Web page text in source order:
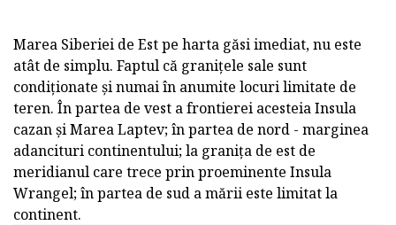
Marea Siberiei de Est pe harta găsi imediat, nu este
atât de simplu. Faptul că granițele sale sunt
condiționate și numai în anumite locuri limitate de
teren. În partea de vest a frontierei acesteia Insula
cazan și Marea Laptev; în partea de nord - marginea
adancituri continentului; la granița de est de
meridianul care trece prin proeminente Insula
Wrangel; în partea de sud a mării este limitat la
continent.